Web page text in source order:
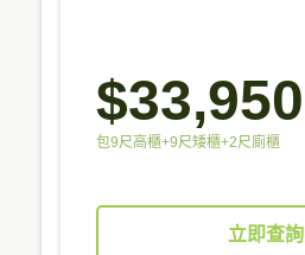
$33,950
包9尺高櫃+9尺矮櫃+2尺廁櫃
立即查詢